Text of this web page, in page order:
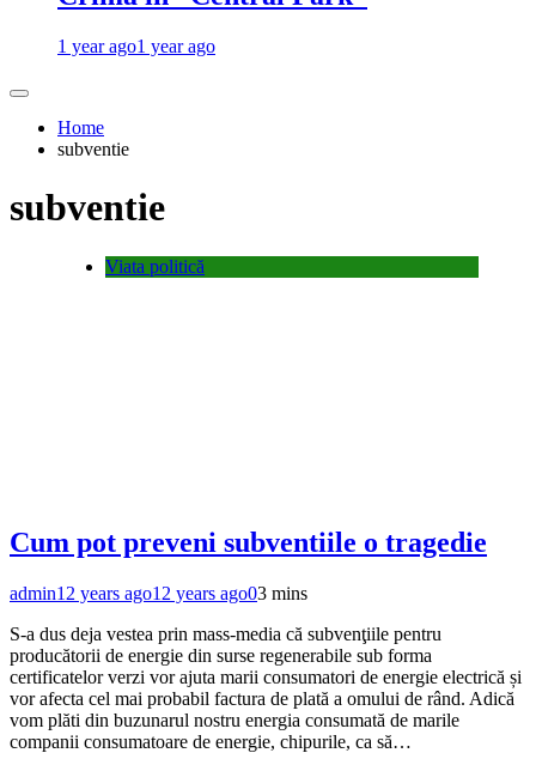
1 year ago1 year ago
Home
subventie
subventie
Viata politică
Cum pot preveni subventiile o tragedie
admin12 years ago12 years ago03 mins
S-a dus deja vestea prin mass-media că subvenţiile pentru
producătorii de energie din surse regenerabile sub forma
certificatelor verzi vor ajuta marii consumatori de energie electrică și
vor afecta cel mai probabil factura de plată a omului de rând. Adică
vom plăti din buzunarul nostru energia consumată de marile
companii consumatoare de energie, chipurile, ca să…